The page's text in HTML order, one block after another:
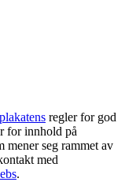
regler for god
for innhold på
mener seg rammet av
med
.